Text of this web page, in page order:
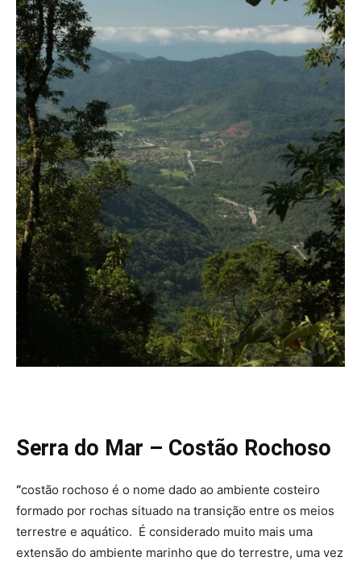
Serra do Mar – Costão Rochoso
“costão rochoso é o nome dado ao ambiente costeiro
formado por rochas situado na transição entre os meios
terrestre e aquático. É considerado muito mais uma
extensão do ambiente marinho que do terrestre, uma vez